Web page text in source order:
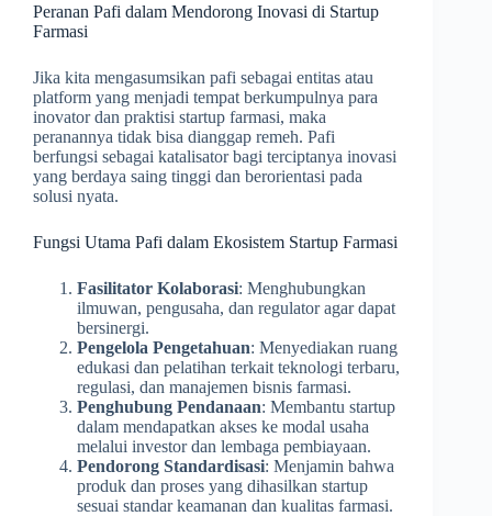
Peranan Pafi dalam Mendorong Inovasi di Startup
Farmasi
Jika kita mengasumsikan pafi sebagai entitas atau
platform yang menjadi tempat berkumpulnya para
inovator dan praktisi startup farmasi, maka
peranannya tidak bisa dianggap remeh. Pafi
berfungsi sebagai katalisator bagi terciptanya inovasi
yang berdaya saing tinggi dan berorientasi pada
solusi nyata.
Fungsi Utama Pafi dalam Ekosistem Startup Farmasi
Fasilitator Kolaborasi: Menghubungkan
ilmuwan, pengusaha, dan regulator agar dapat
bersinergi.
Pengelola Pengetahuan: Menyediakan ruang
edukasi dan pelatihan terkait teknologi terbaru,
regulasi, dan manajemen bisnis farmasi.
Penghubung Pendanaan: Membantu startup
dalam mendapatkan akses ke modal usaha
melalui investor dan lembaga pembiayaan.
Pendorong Standardisasi: Menjamin bahwa
produk dan proses yang dihasilkan startup
sesuai standar keamanan dan kualitas farmasi.